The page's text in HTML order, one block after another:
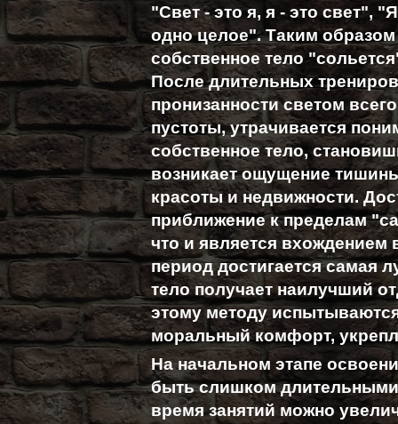
"Свет - это я, я - это свет",
одно целое". Таким
собственное тело
После длительных
пронизанности светом
пустоты, утрачивается
собственное тело,
возникает ощущение
красоты и недвижности.
приближение к пределам
что и является вхождением
период достигается самая
тело получает наилучший
этому методу
моральный комфорт,
На начальном этапе
быть слишком
время занятий можно